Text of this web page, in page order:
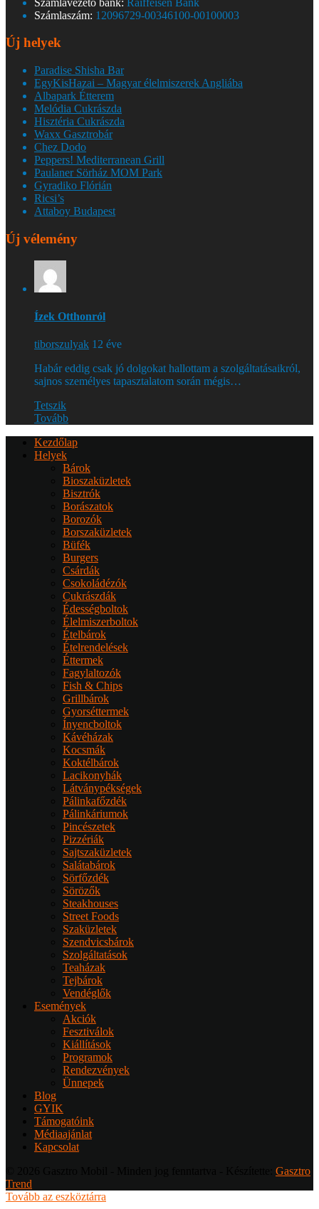
Számlaszám: 12096729-00346100-00100003
Új helyek
Paradise Shisha Bar
EgyKisHazai – Magyar élelmiszerek Angliába
Albapark Étterem
Melódia Cukrászda
Hisztéria Cukrászda
Waxx Gasztrobár
Chez Dodo
Peppers! Mediterranean Grill
Paulaner Sörház MOM Park
Gyradiko Flórián
Ricsi’s
Attaboy Budapest
Új vélemény
Ízek Otthonról
tiborszulyak 12 éve
Habár eddig csak jó dolgokat hallottam a szolgáltatásaikról,
sajnos személyes tapasztalatom során mégis…
Tetszik
Tovább
Kezdőlap
Helyek
Bárok
Bioszaküzletek
Bisztrók
Borászatok
Borozók
Borszaküzletek
Büfék
Burgers
Csárdák
Csokoládézók
Cukrászdák
Édességboltok
Élelmiszerboltok
Ételbárok
Ételrendelések
Éttermek
Fagylaltozók
Fish & Chips
Grillbárok
Gyorséttermek
Ínyencboltok
Kávéházak
Kocsmák
Koktélbárok
Lacikonyhák
Látványpékségek
Pálinkafőzdék
Pálinkáriumok
Pincészetek
Pizzériák
Sajtszaküzletek
Salátabárok
Sörfőzdék
Sörözők
Steakhouses
Street Foods
Szaküzletek
Szendvicsbárok
Szolgáltatások
Teaházak
Tejbárok
Vendéglők
Események
Akciók
Fesztiválok
Kiállítások
Programok
Rendezvények
Ünnepek
Blog
GYIK
Támogatóink
Médiaajánlat
Kapcsolat
Gasztro
Trend
Tovább az eszköztárra